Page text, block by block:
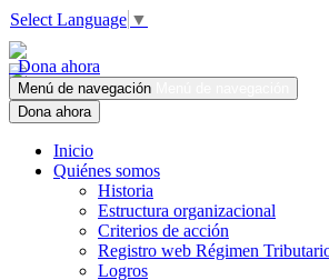
Select Language ▼
Dona ahora
Menú de navegación
Dona ahora
Inicio
Quiénes somos
Historia
Estructura organizacional
Criterios de acción
Registro web Régimen
Logros